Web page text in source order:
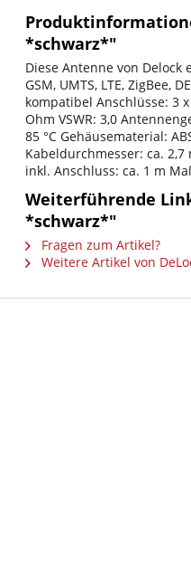
*schwarz*"
Diese Antenne von
GSM, UMTS, LTE, ZigBee,
kompatibel Anschlüsse: 3
Ohm VSWR: 3,0
85 °C Gehäusematerial:
Kabeldurchmesser: ca.
inkl. Anschluss: ca. 1 m
Weiterführende
*schwarz*"
Fragen zum Artikel?
Weitere Artikel von